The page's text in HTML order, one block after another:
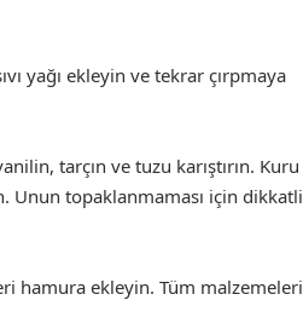
yağı ekleyin ve tekrar çırpmaya
tarçın ve tuzu karıştırın. Kuru
Unun topaklanmaması için dikkatli
hamura ekleyin. Tüm malzemeleri